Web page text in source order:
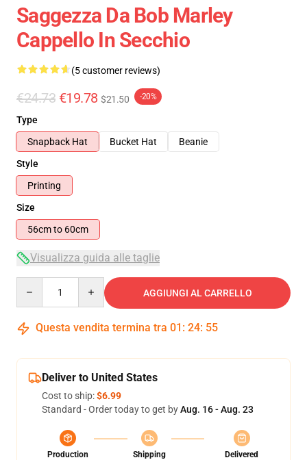
Saggezza Da Bob Marley
Cappello In Secchio
(5 customer reviews)
€24.73 €19.78 $21.50 -20%
Type
Snapback Hat
Bucket Hat
Beanie
Style
Printing
Size
56cm to 60cm
Visualizza guida alle taglie
AGGIUNGI AL CARRELLO
Questa vendita termina tra 01 : 24: 54
Deliver to United States
Cost to ship:$6.99
Standard - Order today to get byAug. 16 - Aug. 23
Production
Shipping
Delivered